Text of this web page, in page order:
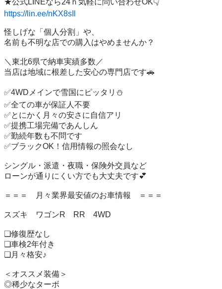
https://lin.ee/nKX8sIl
怪しげな「個人分割」や、
名前も不明な店での購入はやめませんか？
＼東北6県で納車実績多数／
当店は地域に根差した安心の専門店です🚗
✅4WDメインで雪国にピッタリ⛄
✅全ての車が保証人不要
✅とにかく月々の安さに自信アリ
✅提携工場完備であんしん
✅勤続年数も不問です
✅ブラックOK！信用情報の照会なし
シングル・派遣・夜職・保険外交員など
ローンが通りにくい方でも大丈夫です💕
＝＝＝　月々業界最安値のお車情報　＝＝＝
スズキ　ワゴンR　RR　4WD
❏修復歴なし
❏車検2年付き
❏月々格安♪
＜オススメ装備＞
◎稀少なターボ